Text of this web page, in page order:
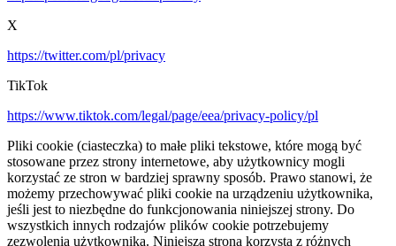
X
https://twitter.com/pl/privacy
TikTok
https://www.tiktok.com/legal/page/eea/privacy-policy/pl
Pliki cookie (ciasteczka) to małe pliki tekstowe, które mogą być
stosowane przez strony internetowe, aby użytkownicy mogli
korzystać ze stron w bardziej sprawny sposób. Prawo stanowi, że
możemy przechowywać pliki cookie na urządzeniu użytkownika,
jeśli jest to niezbędne do funkcjonowania niniejszej strony. Do
wszystkich innych rodzajów plików cookie potrzebujemy
zezwolenia użytkownika. Niniejsza strona korzysta z różnych